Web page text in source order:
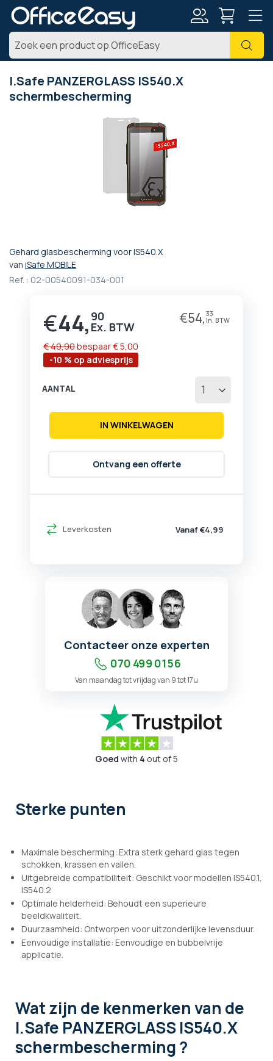
Zoek
I.Safe PANZERGLASS IS540.X
schermbescherming
Gehard glasbescherming voor IS540.X
van iSafe MOBILE
Ref. : 02-00540091-034-001
Prijs
€44, 90 €54, 33
-10 % op adviesprijs
€ 49,90bespaar€ 5,00
Leverkosten Vanaf €4,99
AANTAL
IN WINKELWAGEN
Ontvang een offerte
Ga
naar
het
afbeeldingen-
Contacteer onze experten
070 499 01 56
Van maandag tot vrijdag van 9 tot 17u
Goed with 4 out of 5
Sterke punten
Maximale bescherming: Extra sterk gehard glas tegen
schokken, krassen en vallen.
Uitgebreide compatibiliteit: Geschikt voor modellen IS540.1,
IS540.2
Optimale helderheid: Behoudt een superieure
beeldkwaliteit.
Duurzaamheid: Ontworpen voor uitzonderlijke levensduur.
Eenvoudige installatie: Eenvoudige en bubbelvrije
applicatie.
Wat zijn de kenmerkenvan de
I.Safe PANZERGLASS IS540.X
schermbescherming ?